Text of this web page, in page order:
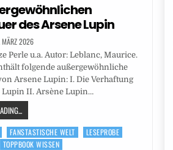
des Arsene Lupin
MÄRZ 2026
Perle u.a. Autor: Leblanc, Maurice.
folgende außergewöhnliche
Arsene Lupin: I. Die Verhaftung
Lupin II. Arsène Lupin…
FANSTASTISCHE WELT
LESEPROBE
TOPPBOOK WISSEN